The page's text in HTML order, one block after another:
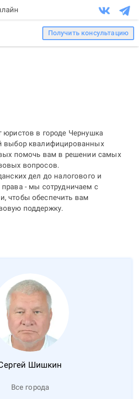
Получить консультацию
юристов в городе Чернушка
выбор квалифицированных
помочь вам в решении самых
вопросов.
дел до налогового и
- мы сотрудничаем с
чтобы обеспечить вам
поддержку.
Шишкин
Все города